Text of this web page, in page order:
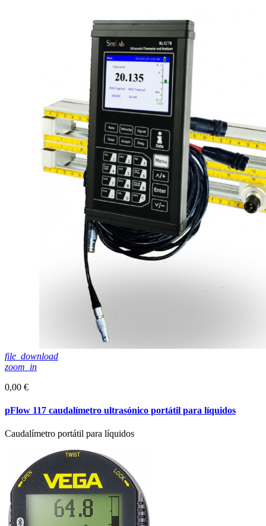
file_download
zoom_in
0,00 €
pFlow 117 caudalímetro ultrasónico portátil para líquidos
Caudalímetro portátil para líquidos